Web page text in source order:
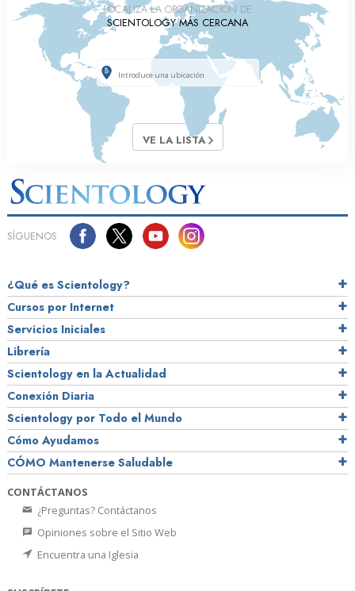
LOCALIZA LA ORGANIZACIÓN DE
SCIENTOLOGY MÁS CERCANA
VE LA LISTA
SÍGUENOS
¿Qué es Scientology?
Cursos por Internet
Servicios Iniciales
Librería
Scientology en la Actualidad
Conexión Diaria
Scientology por Todo el Mundo
Cómo Ayudamos
CÓMO Mantenerse Saludable
CONTÁCTANOS
¿Preguntas? Contáctanos
Opiniones sobre el Sitio Web
Encuentra una Iglesia